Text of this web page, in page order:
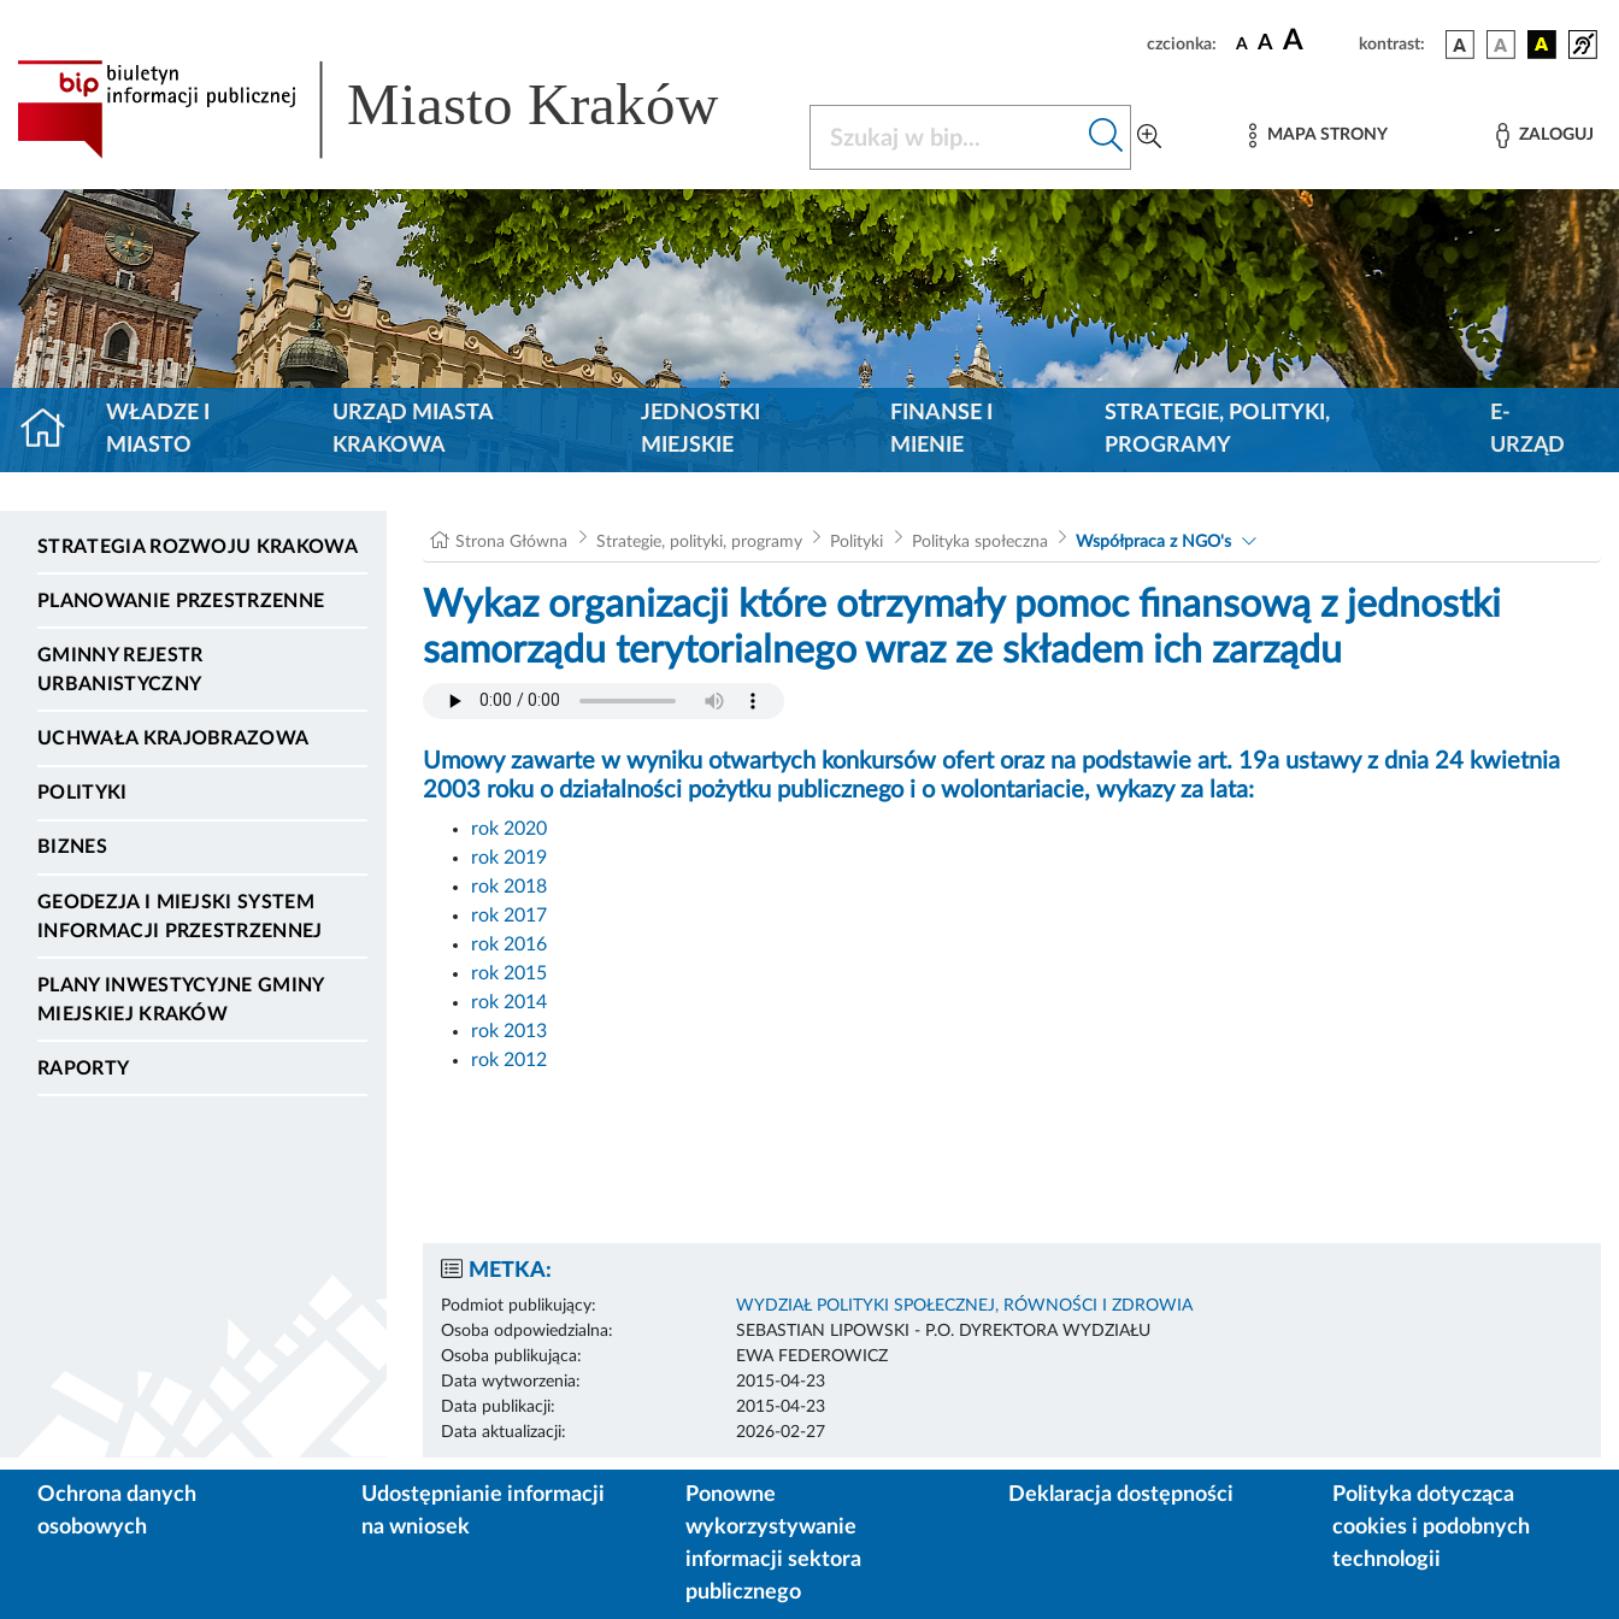
czcionka: A A A kontrast:
Miasto Kraków MAPA STRONY ZALOGUJ
WŁADZE I
MIASTO
URZĄD MIASTA
KRAKOWA
JEDNOSTKI
MIEJSKIE
FINANSE I
MIENIE
STRATEGIE, POLITYKI,
PROGRAMY
E-
URZĄD
STRATEGIA ROZWOJU KRAKOWA
PLANOWANIE PRZESTRZENNE
GMINNY REJESTR
URBANISTYCZNY
UCHWAŁA KRAJOBRAZOWA
POLITYKI
BIZNES
GEODEZJA I MIEJSKI SYSTEM
INFORMACJI PRZESTRZENNEJ
PLANY INWESTYCYJNE GMINY
MIEJSKIEJ KRAKÓW
RAPORTY
Strona Główna Strategie, polityki, programy Polityki Polityka społeczna Współpraca z NGO's
Wykaz organizacji które otrzymały pomoc finansową z jednostki
samorządu terytorialnego wraz ze składem ich zarządu
Umowy zawarte w wyniku otwartych konkursów ofert oraz na podstawie art. 19a ustawy z dnia 24 kwietnia
2003 roku o działalności pożytku publicznego i o wolontariacie, wykazy za lata:
rok 2020
rok 2019
rok 2018
rok 2017
rok 2016
rok 2015
rok 2014
rok 2013
rok 2012
METKA:
Podmiot publikujący:
WYDZIAŁ POLITYKI SPOŁECZNEJ, RÓWNOŚCI I ZDROWIA
Osoba odpowiedzialna:
SEBASTIAN LIPOWSKI - P.O. DYREKTORA WYDZIAŁU
Osoba publikująca:
EWA FEDEROWICZ
Data wytworzenia:
2015-04-23
Data publikacji:
2015-04-23
Data aktualizacji:
2026-02-27
Ochrona danych
osobowych
Udostępnianie informacji
na wniosek
Ponowne
wykorzystywanie
informacji sektora
publicznego
Deklaracja dostępności
Polityka dotycząca
cookies i podobnych
technologii